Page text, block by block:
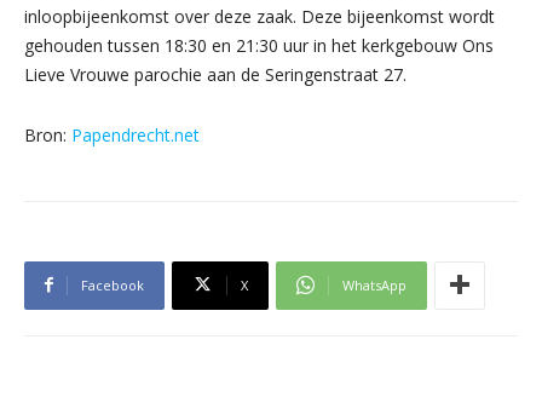
inloopbijeenkomst over deze zaak. Deze bijeenkomst wordt
gehouden tussen 18:30 en 21:30 uur in het kerkgebouw Ons
Lieve Vrouwe parochie aan de Seringenstraat 27.
Bron: Papendrecht.net
Facebook X WhatsApp